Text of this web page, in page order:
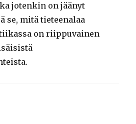
jotenkin on jäänyt
se, mitä tieteenalaa
on riippuvainen